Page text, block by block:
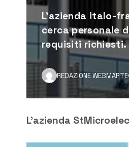
L'azienda italo-
cerca personale
requisiti richiesti.
REDAZIONE WEBMARTE
L’azienda